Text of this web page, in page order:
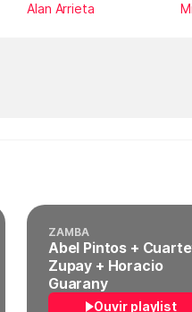
Alan Arrieta
ZAMBA
Abel Pintos +
Zupay + Horacio
Guarany
Ouvir playlist